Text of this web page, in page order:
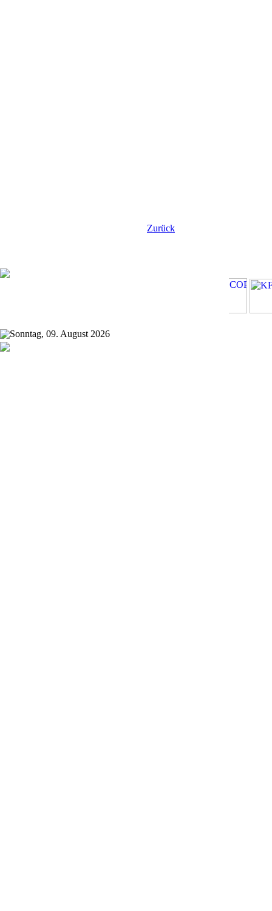
Zurück
Sonntag, 09. August 2026